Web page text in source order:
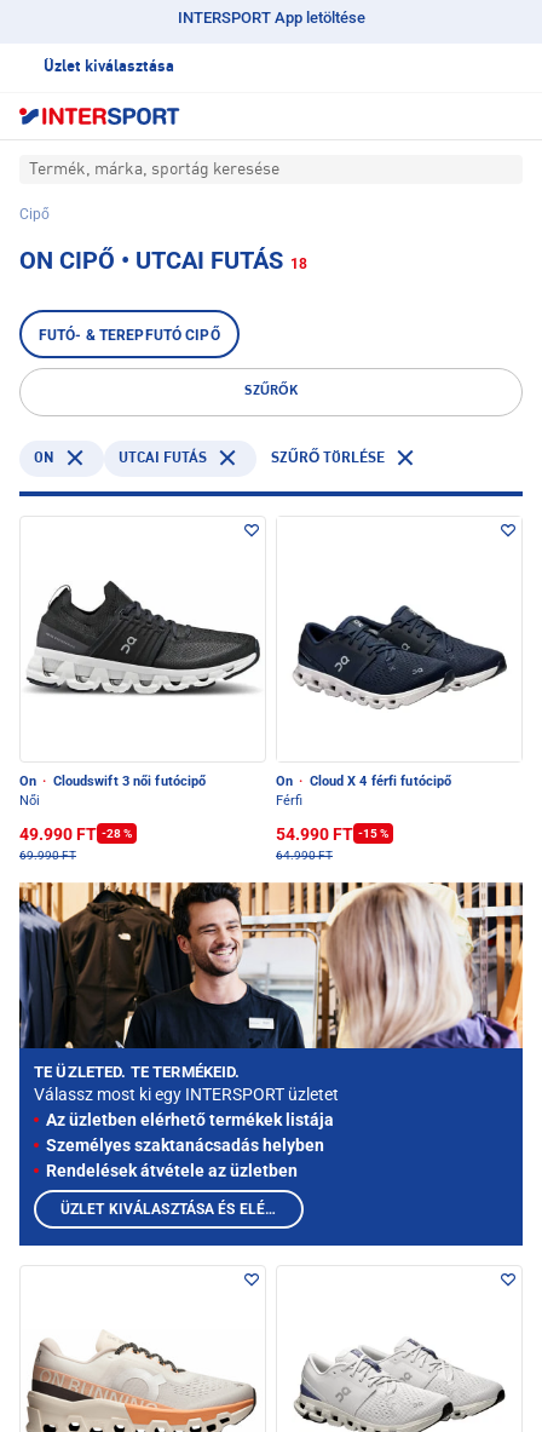
INTERSPORT App letöltése
Üzlet kiválasztása
Termék, márka, sportág keresése
Cipő
ON CIPŐ • UTCAI FUTÁS 18
FUTÓ- & TEREPFUTÓ CIPŐ
SZŰRŐK
ON UTCAI FUTÁS SZŰRŐ TÖRLÉSE
On · Cloudswift 3 női futócipő
Női
49.990 FT -28 %
69.990 FT
On · Cloud X 4 férfi futócipő
Férfi
54.990 FT -15 %
64.990 FT
TE ÜZLETED. TE TERMÉKEID.
Válassz most ki egy INTERSPORT üzletet
Az üzletben elérhető termékek listája
Személyes szaktanácsadás helyben
Rendelések átvétele az üzletben
ÜZLET KIVÁLASZTÁSA ÉS ELÉRHETŐ TERMÉKEK MEGTEKINTÉSE